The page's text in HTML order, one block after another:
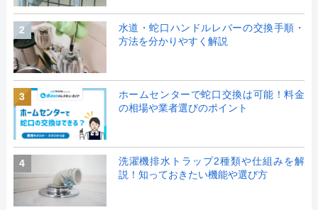
2
水道・蛇口ハンドルレバーの交換手順・
方法を分かりやすく解説
3
ホームセンターで蛇口交換は可能！料金
の相場や業者選びのポイント
4
洗濯機排水トラップ2種類や仕組みを解
説！知っておきたい機能や選び方